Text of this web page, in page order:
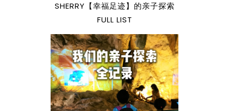
SHERRY【幸福足迹】的亲子探索
FULL LIST